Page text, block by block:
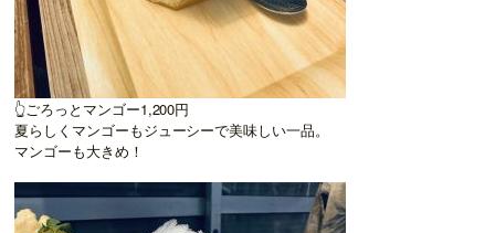
👆ごろっとマンゴー1,200円
夏らしくマンゴーもジューシーで美味しい一品。
マンゴーも大きめ！